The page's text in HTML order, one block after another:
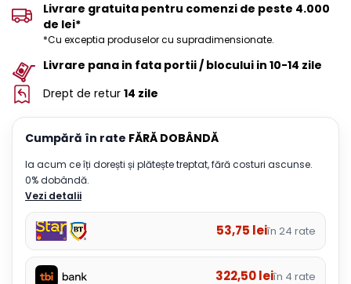
Livrare gratuita pentru comenzi de peste 4.000
de lei*
*Cu exceptia produselor cu supradimensionate.
Livrare pana in fata portii / blocului in 10-14 zile
Drept de retur 14 zile
Cumpără în rate FĂRĂ DOBÂNDĂ
Ia acum ce îți dorești și plătește treptat, fără costuri ascunse.
0% dobândă.
Vezi detalii
53,75 leiîn 24 rate
322,50leiîn 4 rate